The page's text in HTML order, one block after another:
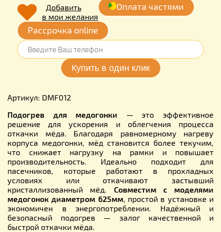
Добавить
в мои желания
Оплата частями
Рассрочка online
Артикул: DMF012
Подогрев для медогонки — это эффективное
решение для ускорения и облегчения процесса
откачки мёда. Благодаря равномерному нагреву
корпуса медогонки, мёд становится более текучим,
что снижает нагрузку на рамки и повышает
производительность. Идеально подходит для
пасечников, которые работают в прохладных
условиях или откачивают застывший
кристаллизованный мёд. Совместим с моделями
медогонок диаметром 625мм, простой в установке и
экономичен в энергопотреблении. Надёжный и
безопасный подогрев — залог качественной и
быстрой откачки мёда.